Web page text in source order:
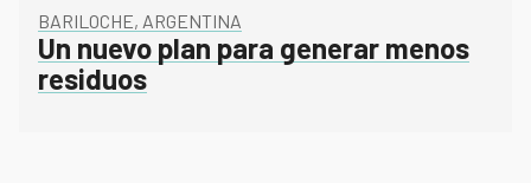
BARILOCHE, ARGENTINA
Un nuevo plan para generar menos
residuos